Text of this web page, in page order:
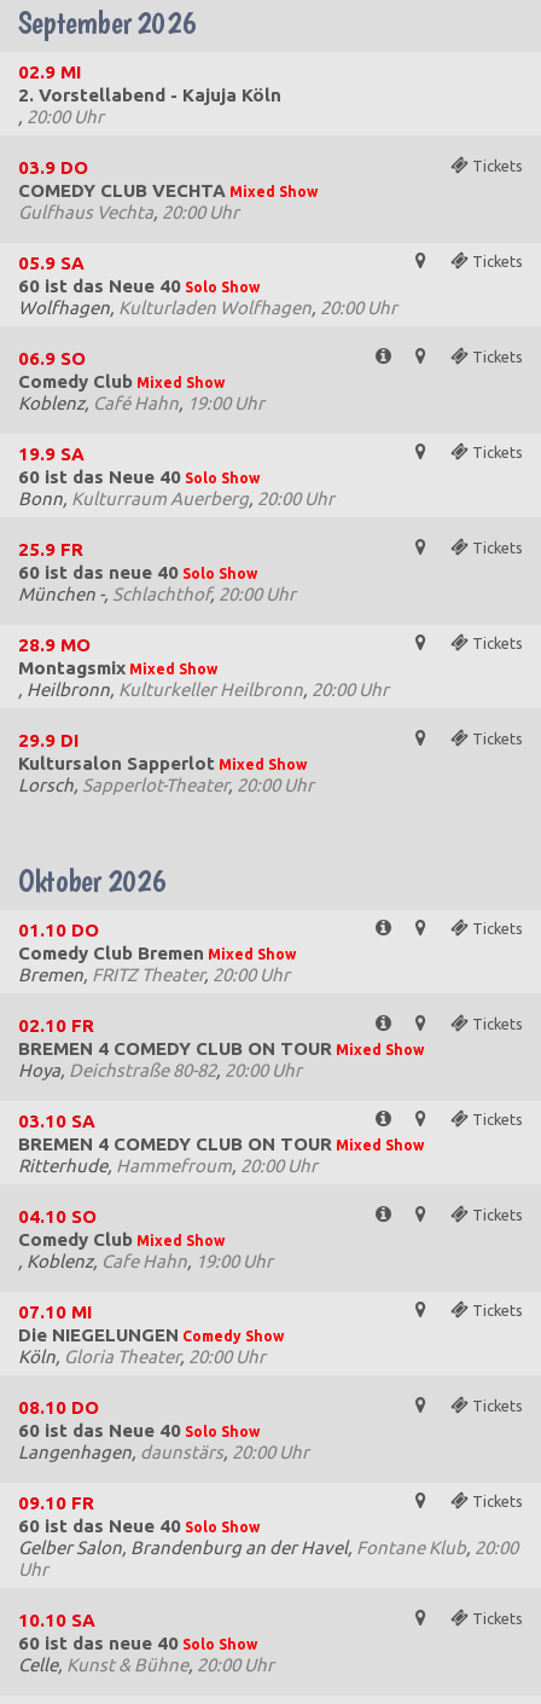
September 2026
02.9 MI
2. Vorstellabend - Kajuja Köln
, 20:00 Uhr
Tickets
03.9 DO
COMEDY CLUB VECHTA Mixed Show
Gulfhaus Vechta, 20:00 Uhr
Tickets
05.9 SA
60 ist das Neue 40 Solo Show
Wolfhagen, Kulturladen Wolfhagen, 20:00 Uhr
Tickets
06.9 SO
Comedy Club Mixed Show
Koblenz, Café Hahn, 19:00 Uhr
Tickets
19.9 SA
60 ist das Neue 40 Solo Show
Bonn, Kulturraum Auerberg, 20:00 Uhr
Tickets
25.9 FR
60 ist das neue 40 Solo Show
München -, Schlachthof, 20:00 Uhr
Tickets
28.9 MO
Montagsmix Mixed Show
, Heilbronn, Kulturkeller Heilbronn, 20:00 Uhr
Tickets
29.9 DI
Kultursalon Sapperlot Mixed Show
Lorsch, Sapperlot-Theater, 20:00 Uhr
Oktober 2026
Tickets
01.10 DO
Comedy Club Bremen Mixed Show
Bremen, FRITZ Theater, 20:00 Uhr
Tickets
02.10 FR
BREMEN 4 COMEDY CLUB ON TOUR Mixed Show
Hoya, Deichstraße 80-82, 20:00 Uhr
Tickets
03.10 SA
BREMEN 4 COMEDY CLUB ON TOUR Mixed Show
Ritterhude, Hammefroum, 20:00 Uhr
Tickets
04.10 SO
Comedy Club Mixed Show
, Koblenz, Cafe Hahn, 19:00 Uhr
Tickets
07.10 MI
Die NIEGELUNGEN Comedy Show
Köln, Gloria Theater, 20:00 Uhr
Tickets
08.10 DO
60 ist das Neue 40 Solo Show
Langenhagen, daunstärs, 20:00 Uhr
Tickets
09.10 FR
60 ist das Neue 40 Solo Show
Gelber Salon, Brandenburg an der Havel, Fontane Klub, 20:00
Uhr
Tickets
10.10 SA
60 ist das neue 40 Solo Show
Celle, Kunst & Bühne, 20:00 Uhr